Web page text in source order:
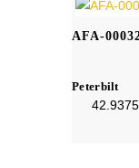
AFA-
Peterbilt